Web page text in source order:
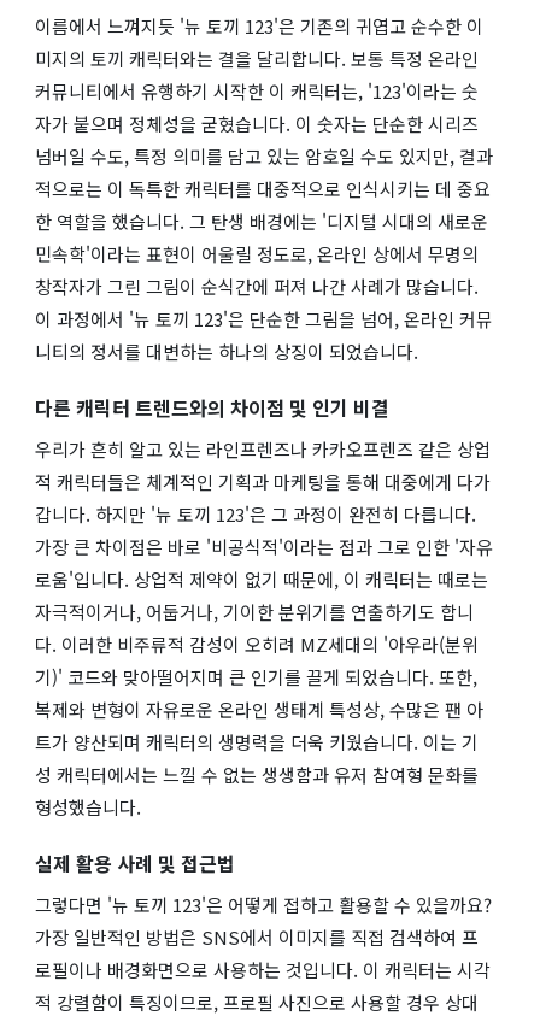
이름에서 느껴지듯 '뉴 토끼 123'은 기존의 귀엽고 순수한 이
미지의 토끼 캐릭터와는 결을 달리합니다. 보통 특정 온라인
커뮤니티에서 유행하기 시작한 이 캐릭터는, '123'이라는 숫
자가 붙으며 정체성을 굳혔습니다. 이 숫자는 단순한 시리즈
넘버일 수도, 특정 의미를 담고 있는 암호일 수도 있지만, 결과
적으로는 이 독특한 캐릭터를 대중적으로 인식시키는 데 중요
한 역할을 했습니다. 그 탄생 배경에는 '디지털 시대의 새로운
민속학'이라는 표현이 어울릴 정도로, 온라인 상에서 무명의
창작자가 그린 그림이 순식간에 퍼져 나간 사례가 많습니다.
이 과정에서 '뉴 토끼 123'은 단순한 그림을 넘어, 온라인 커뮤
니티의 정서를 대변하는 하나의 상징이 되었습니다.
다른 캐릭터 트렌드와의 차이점 및 인기 비결
우리가 흔히 알고 있는 라인프렌즈나 카카오프렌즈 같은 상업
적 캐릭터들은 체계적인 기획과 마케팅을 통해 대중에게 다가
갑니다. 하지만 '뉴 토끼 123'은 그 과정이 완전히 다릅니다.
가장 큰 차이점은 바로 '비공식적'이라는 점과 그로 인한 '자유
로움'입니다. 상업적 제약이 없기 때문에, 이 캐릭터는 때로는
자극적이거나, 어둡거나, 기이한 분위기를 연출하기도 합니
다. 이러한 비주류적 감성이 오히려 MZ세대의 '아우라(분위
기)' 코드와 맞아떨어지며 큰 인기를 끌게 되었습니다. 또한,
복제와 변형이 자유로운 온라인 생태계 특성상, 수많은 팬 아
트가 양산되며 캐릭터의 생명력을 더욱 키웠습니다. 이는 기
성 캐릭터에서는 느낄 수 없는 생생함과 유저 참여형 문화를
형성했습니다.
실제 활용 사례 및 접근법
그렇다면 '뉴 토끼 123'은 어떻게 접하고 활용할 수 있을까요?
가장 일반적인 방법은 SNS에서 이미지를 직접 검색하여 프
로필이나 배경화면으로 사용하는 것입니다. 이 캐릭터는 시각
적 강렬함이 특징이므로, 프로필 사진으로 사용할 경우 상대